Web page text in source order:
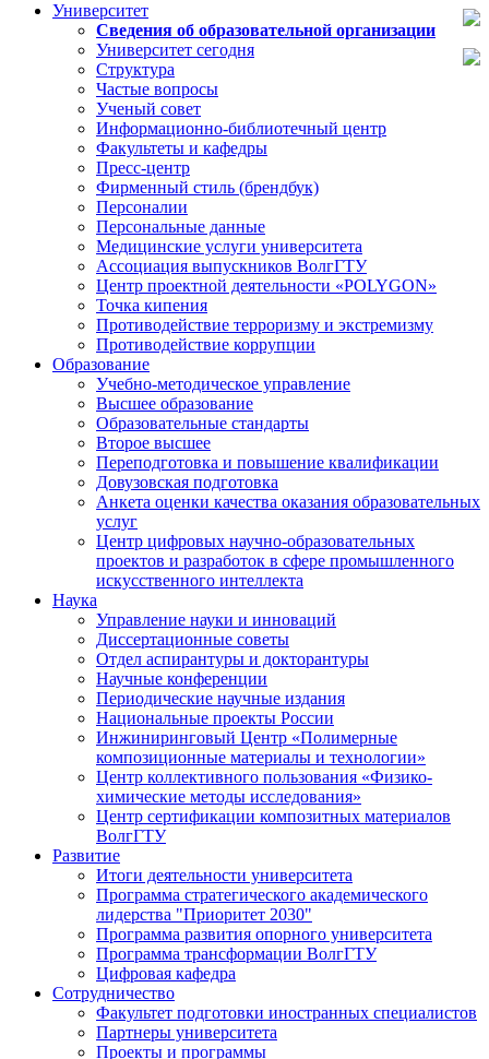
Университет
Сведения об образовательной организации
Университет сегодня
Структура
Частые вопросы
Ученый совет
Информационно-библиотечный центр
Факультеты и кафедры
Пресс-центр
Фирменный стиль (брендбук)
Персоналии
Персональные данные
Медицинские услуги университета
Ассоциация выпускников ВолгГТУ
Центр проектной деятельности «POLYGON»
Точка кипения
Противодействие терроризму и экстремизму
Противодействие коррупции
Образование
Учебно-методическое управление
Высшее образование
Образовательные стандарты
Второе высшее
Переподготовка и повышение квалификации
Довузовская подготовка
Анкета оценки качества оказания образовательных
услуг
Центр цифровых научно-образовательных
проектов и разработок в сфере промышленного
искусственного интеллекта
Наука
Управление науки и инноваций
Диссертационные советы
Отдел аспирантуры и докторантуры
Научные конференции
Периодические научные издания
Национальные проекты России
Инжиниринговый Центр «Полимерные
композиционные материалы и технологии»
Центр коллективного пользования «Физико-
химические методы исследования»
Центр сертификации композитных материалов
ВолгГТУ
Развитие
Итоги деятельности университета
Программа стратегического академического
лидерства "Приоритет 2030"
Программа развития опорного университета
Программа трансформации ВолгГТУ
Цифровая кафедра
Сотрудничество
Факультет подготовки иностранных специалистов
Партнеры университета
Проекты и программы